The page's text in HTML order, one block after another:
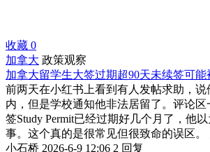
收藏 0
加拿大 政策观察
加拿大留学生大签过期超90天未续签可
前两天在小红书上看到有人发帖求助，说
内，但是学校通知他非法居留了。评论
签Study Permit已经过期好几个月了，他
事。这个真的是很常见但很致命的误区。
小石桥 2026-6-9 12:06 2 回复